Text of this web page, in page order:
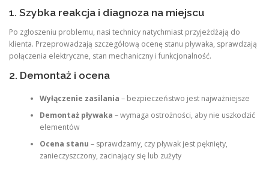
1. Szybka reakcja i diagnoza na miejscu
Po zgłoszeniu problemu, nasi technicy natychmiast przyjeżdżają do
klienta. Przeprowadzają szczegółową ocenę stanu pływaka, sprawdzają
połączenia elektryczne, stan mechaniczny i funkcjonalność.
2. Demontaż i ocena
Wyłączenie zasilania – bezpieczeństwo jest najważniejsze
Demontaż pływaka – wymaga ostrożności, aby nie uszkodzić
elementów
Ocena stanu – sprawdzamy, czy pływak jest pęknięty,
zanieczyszczony, zacinający się lub zużyty